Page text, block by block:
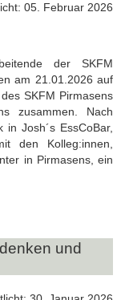
05. Februar 2026
der SKFM
am 21.01.2026 auf
SKFM Pirmasens
zusammen. Nach
Josh´s EssCoBar,
den Kolleg:innen,
in Pirmasens, ein
und